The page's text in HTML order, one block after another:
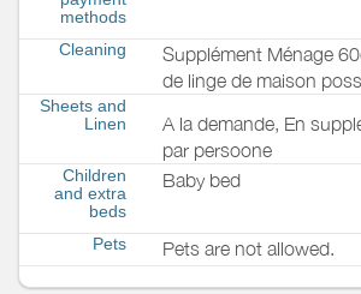
methods
Cleaning
Supplément Ménage
de linge de maison
Sheets and
Linen
A la demande, En
par persoone
Children
and extra
beds
Baby bed
Pets Pets are not allowed.